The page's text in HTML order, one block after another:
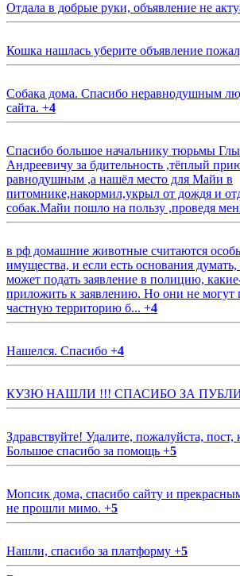
Отдала в добрые руки, объявление не
Кошка нашлась уберите объявление
Собака дома. Спасибо неравнодушным
сайта. +4
Спасибо большое начальнику тюрьмы
Андреевичу за бдительность ,тёплый
равнодушным ,а нашёл место для Майи в
питомнике,накормил,укрыл от дождя и
собак.Майи пошло на пользу ,проведя
в рф домашние животные считаются
имущества, и если есть основания
может подать заявление в полицию, какие-
приложить к заявлению. Но они не могут
частную территорию б... +4
Нашелся. Спасибо +4
КУЗЮ НАШЛИ !!! СПАСИБО ЗА
Здравствуйте! Удалите, пожалуйста, пост,
Большое спасибо за помощь +5
Мопсик дома, спасибо сайту и
не прошли мимо. +5
Нашли, спасибо за платформу +5